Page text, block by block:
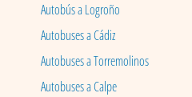
Autobús a Logroño
Autobuses a Cádiz
Autobuses a Torremolinos
Autobuses a Calpe